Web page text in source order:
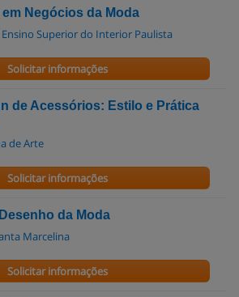
Negócios da Moda
Ensino Superior do Interior Paulista
Solicitar informações
de Acessórios: Estilo e Prática
de Arte
Solicitar informações
da Moda
Marcelina
Solicitar informações